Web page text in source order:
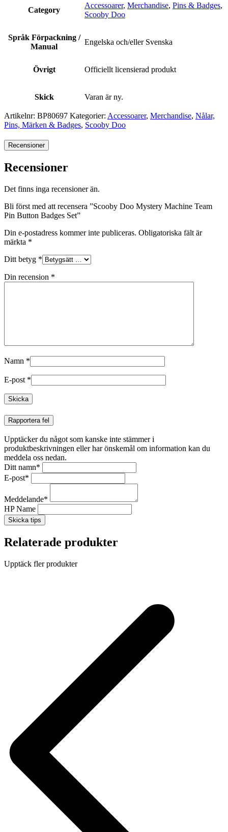
Category
Accessoarer, Merchandise, Pins & Badges,
Scooby Doo
Språk Förpackning /
Manual
Engelska och/eller Svenska
Övrigt Officiellt licensierad produkt
Skick Varan är ny.
Artikelnr: BP80697 Kategorier: Accessoarer, Merchandise, Nålar,
Pins, Märken & Badges, Scooby Doo
Recensioner
Recensioner
Det finns inga recensioner än.
Bli först med att recensera ”Scooby Doo Mystery Machine Team
Pin Button Badges Set”
Din e-postadress kommer inte publiceras. Obligatoriska fält är
märkta *
Ditt betyg *
Din recension *
Namn *
E-post *
Rapportera fel
Upptäcker du något som kanske inte stämmer i
produktbeskrivningen eller har önskemål om information kan du
meddela oss nedan.
Ditt namn*
E-post*
Meddelande*
HP Name
Skicka tips
Relaterade produkter
Upptäck fler produkter